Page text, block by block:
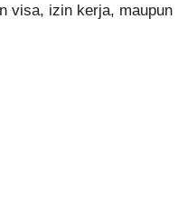
visa, izin kerja, maupun